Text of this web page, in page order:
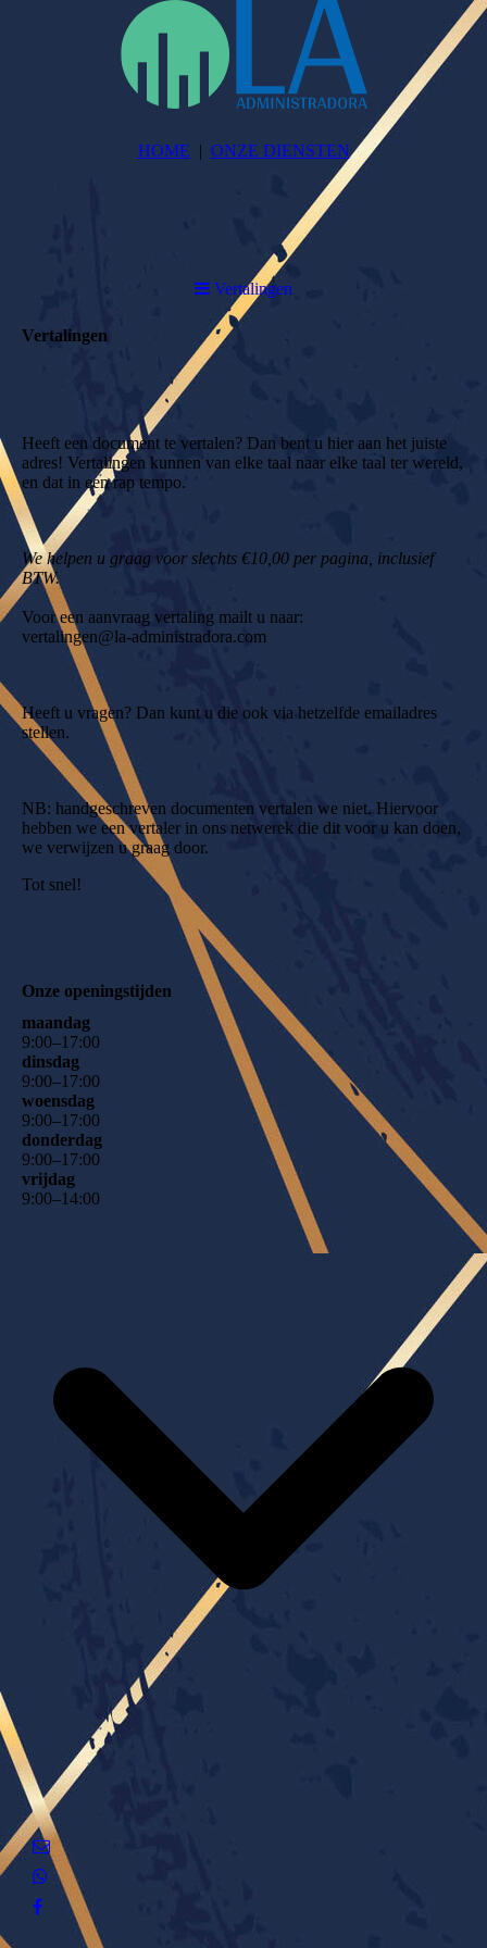
HOME ONZE DIENSTEN
Vertalingen
Vertalingen
Heeft een document te vertalen? Dan bent u hier aan het juiste
adres! Vertalingen kunnen van elke taal naar elke taal ter wereld,
en dat in een rap tempo.
We helpen u graag voor slechts €10,00 per pagina, inclusief
BTW.
Voor een aanvraag vertaling mailt u naar:
vertalingen@la-administradora.com
Heeft u vragen? Dan kunt u die ook via hetzelfde emailadres
stellen.
NB: handgeschreven documenten vertalen we niet. Hiervoor
hebben we een vertaler in ons netwerek die dit voor u kan doen,
we verwijzen u graag door.
Tot snel!
Onze openingstijden
maandag
9:00–17:00
dinsdag
9:00–17:00
woensdag
9:00–17:00
donderdag
9:00–17:00
vrijdag
9:00–14:00